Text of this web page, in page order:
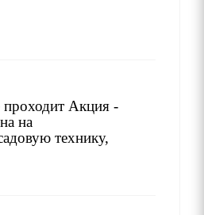
Акция -
на
технику,